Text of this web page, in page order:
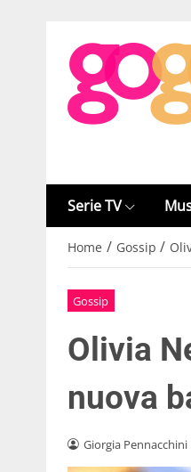
Serie TV
Home / Gossip /
Gossip
Olivia
nuova
Giorgia Pennacchini